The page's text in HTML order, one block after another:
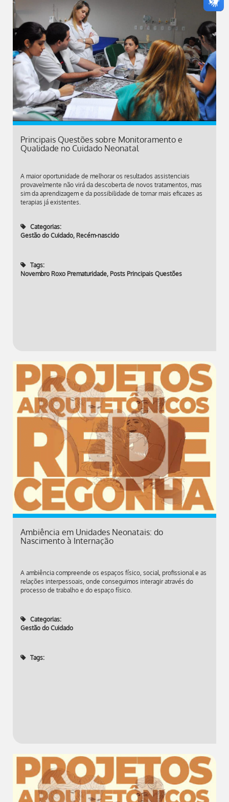
Principais Questões sobre Monitoramento e
Qualidade no Cuidado Neonatal
A maior oportunidade de melhorar os resultados assistenciais
provavelmente não virá da descoberta de novos tratamentos, mas
sim da aprendizagem e da possibilidade de tornar mais eficazes as
terapias já existentes.
Categorias:
Gestão do Cuidado, Recém-nascido
Tags:
Novembro Roxo Prematuridade, Posts Principais Questões
Ambiência em Unidades Neonatais: do
Nascimento à Internação
A ambiência compreende os espaços físico, social, profissional e as
relações interpessoais, onde conseguimos interagir através do
processo de trabalho e do espaço físico.
Categorias:
Gestão do Cuidado
Tags: